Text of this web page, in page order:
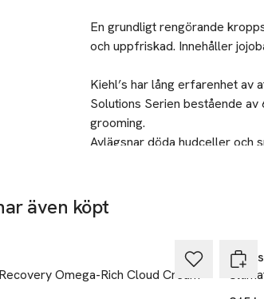
Beskrivning
En grundligt rengörande
och uppfriskad. Innehåller
Kiehl’s har lång erfarenhet
Solutions Serien bestående
grooming.
Avlägsnar döda hudceller och
14
även köpt
Omega-Rich Cloud Cream
Kiehls